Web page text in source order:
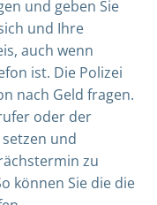
und geben Sie
und Ihre
auch wenn
ist. Die Polizei
nach Geld fragen.
oder der
und
zu
können Sie die die